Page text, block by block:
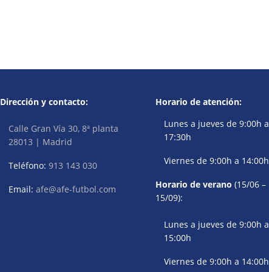
Dirección y contacto:
Calle Gran Vía 30, 8ª planta
28013 | Madrid
Teléfono: 913 143 030
Email: afe@afe-futbol.com
Horario de atención:
Lunes a jueves de 9:00h a
17:30h
Viernes de 9:00h a 14:00h
Horario de verano (15/06 –
15/09):
Lunes a jueves de 9:00h a
15:00h
Viernes de 9:00h a 14:00h